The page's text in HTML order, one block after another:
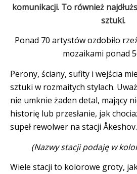
komunikacji. To również
sztuki.
Ponad 70 artystów ozdobiło
mozaikami ponad
Perony, ściany, sufity i wejścia
sztuki w rozmaitych stylach.
nie umknie żaden detal, mający
historię lub przesłanie, jak
supeł rewolwer na stacji Åkeshov.
(Nazwy stacji podaję w
Wiele stacji to kolorowe groty,